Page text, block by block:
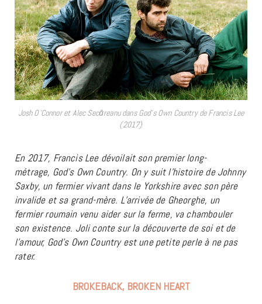
Josh O’Connor et Alec Secāreanu dans God’s Own Country de Francis Lee
(2017)
En 2017, Francis Lee dévoilait son premier long-
métrage, God’s Own Country. On y suit l’histoire de Johnny
Saxby, un fermier vivant dans le Yorkshire avec son père
invalide et sa grand-mère. L’arrivée de Gheorghe, un
fermier roumain venu aider sur la ferme, va chambouler
son existence. Joli conte sur la découverte de soi et de
l’amour, God’s Own Country est une petite perle à ne pas
rater.
BROKEBACK, BROKEN HEART